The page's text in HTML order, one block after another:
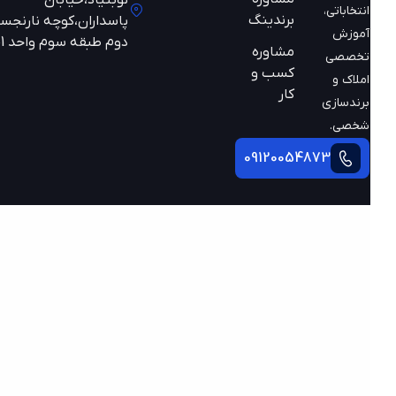
انتخاباتی،
آموزش
تخصصی
املاک و
برندسازی
شخصی.
09120054873
برندینگ
مشاوره
کسب و
پاسداران،کوچه نارنجستان
دوم طبقه سوم واحد 301